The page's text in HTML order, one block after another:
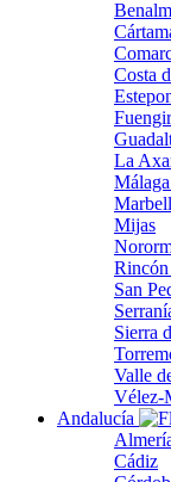
Costa
La
Mijas
San
Sierra
Valle
Vélez-
Andalucía
Cádiz